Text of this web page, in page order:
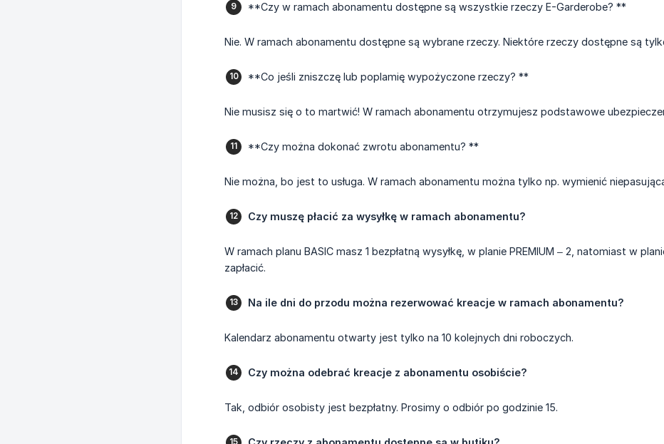
**Czy w ramach abonamentu dostępne są wszystkie rzeczy E-Garderobe? **
Nie. W ramach abonamentu dostępne są wybrane rzeczy. Niektóre rzeczy dostępne są
**Co jeśli zniszczę lub poplamię wypożyczone rzeczy? **
Nie musisz się o to martwić! W ramach abonamentu otrzymujesz podstawowe
**Czy można dokonać zwrotu abonamentu? **
Nie można, bo jest to usługa. W ramach abonamentu można tylko np. wymienić
Czy muszę płacić za wysyłkę w ramach abonamentu?
W ramach planu BASIC masz 1 bezpłatną wysyłkę, w planie PREMIUM – 2, natomiast w
zapłacić.
Na ile dni do przodu można rezerwować kreacje w ramach abonamentu?
Kalendarz abonamentu otwarty jest tylko na 10 kolejnych dni roboczych.
Czy można odebrać kreacje z abonamentu osobiście?
Tak, odbiór osobisty jest bezpłatny. Prosimy o odbiór po godzinie 15.